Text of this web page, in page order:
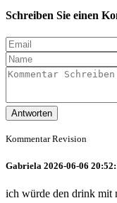
Schreiben Sie einen
Antworten
Kommentar Revision
Gabriela 2026-06-06
ich würde den drink mit